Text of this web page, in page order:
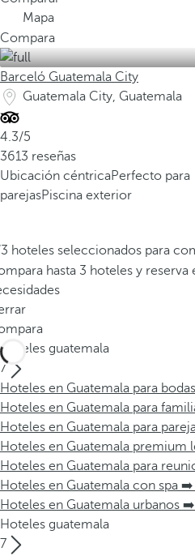
Mapa
Compara
Barceló Guatemala City
Guatemala City, Guatemala
4.3/5
3613 reseñas
Ubicación céntricaPerfecto para
parejasPiscina exterior
hoteles seleccionados para
hasta 3 hoteles y reserva
Hoteles guatemala
7
Hoteles en Guatemala para
Hoteles en Guatemala para
Hoteles en Guatemala para
Hoteles en Guatemala
Hoteles en Guatemala para
Hoteles en Guatemala con spa
Hoteles en Guatemala urbanos
Hoteles guatemala
7